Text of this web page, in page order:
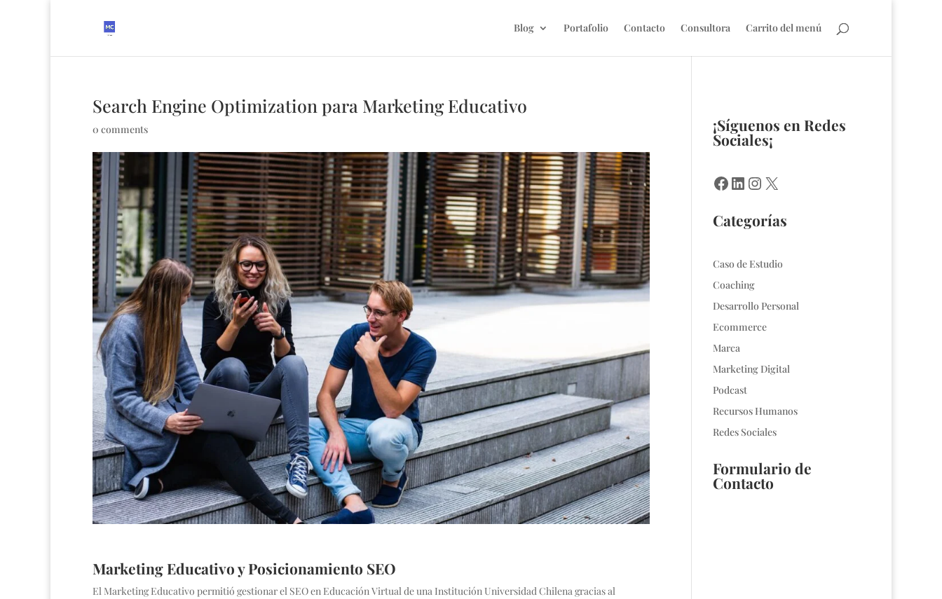
Blog Portafolio Contacto Consultora Carrito del menú
Search Engine Optimization para Marketing Educativo
0 comments
Marketing Educativo y Posicionamiento SEO
El Marketing Educativo permitió gestionar el SEO en EducaciónVirtual de una Institución Universidad Chilena gracias al
¡Síguenos en Redes
Sociales¡
Facebook
LinkedIn
Instagram
X
Categorías
Caso de Estudio
Coaching
Desarrollo Personal
Ecommerce
Marca
Marketing Digital
Podcast
Recursos Humanos
Redes Sociales
Formulario de
Contacto